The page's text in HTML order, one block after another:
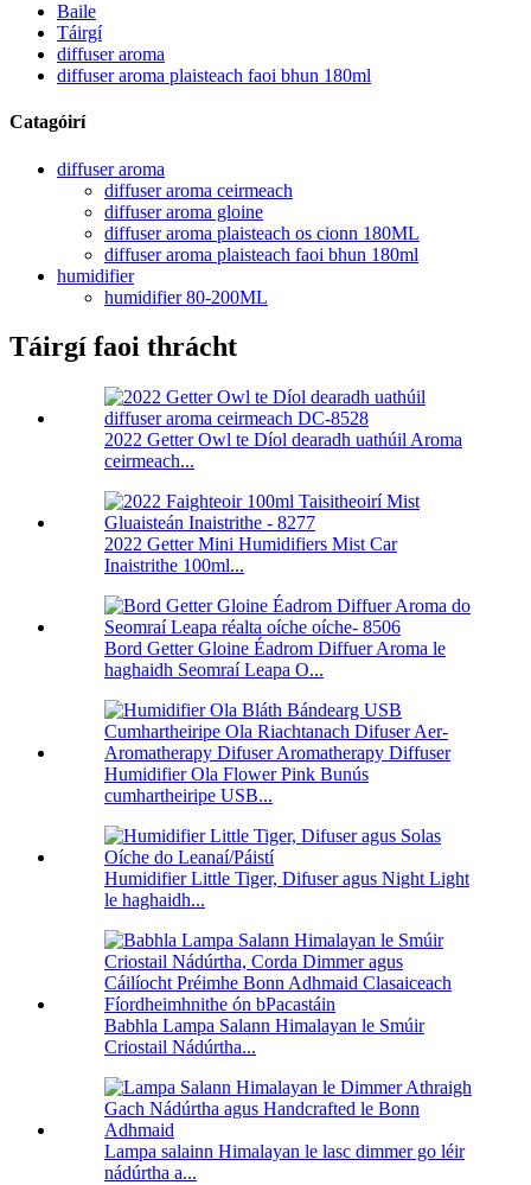
Baile
Táirgí
diffuser aroma
diffuser aroma plaisteach faoi bhun 180ml
Catagóirí
diffuser aroma
diffuser aroma ceirmeach
diffuser aroma gloine
diffuser aroma plaisteach os cionn 180ML
diffuser aroma plaisteach faoi bhun 180ml
humidifier
humidifier 80-200ML
Táirgí faoi thrácht
2022 Getter Owl te Díol dearadh uathúil Aroma
ceirmeach...
2022 Getter Mini Humidifiers Mist Car
Inaistrithe 100ml...
Bord Getter Gloine Éadrom Diffuer Aroma le
haghaidh Seomraí Leapa O...
Humidifier Ola Flower Pink Bunús
cumhartheiripe USB...
Humidifier Little Tiger, Difuser agus Night Light
le haghaidh...
Babhla Lampa Salann Himalayan le Smúir
Criostail Nádúrtha...
Lampa salainn Himalayan le lasc dimmer go léir
nádúrtha a...